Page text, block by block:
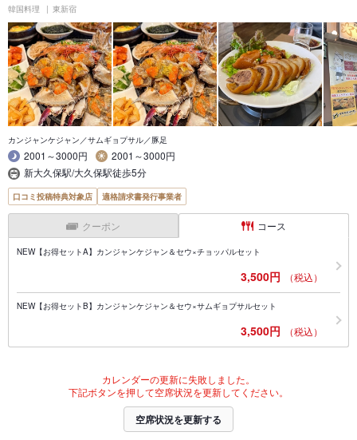
韓国料理 東新宿
カンジャンケジャン／サムギョプサル／豚足
2001～3000円
2001～3000円
新大久保駅/大久保駅徒歩5分
口コミ投稿特典対象店 適格請求書発行事業者
クーポン コース
NEW【お得セットA】カンジャンケジャン＆セウ×チョッパルセット
3,500円 （税込）
NEW【お得セットB】カンジャンケジャン＆セウ×サムギョプサルセット
3,500円 （税込）
カレンダーの更新に失敗しました。
下記ボタンを押して空席状況を更新してください。
空席状況を更新する